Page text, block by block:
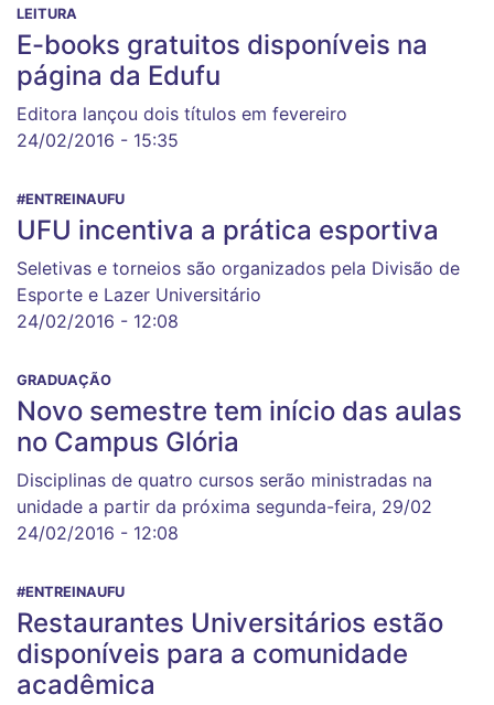
LEITURA
E-books gratuitos disponíveis na
página da Edufu
Editora lançou dois títulos em fevereiro
24/02/2016 - 15:35
#ENTREINAUFU
UFU incentiva a prática esportiva
Seletivas e torneios são organizados pela Divisão de
Esporte e Lazer Universitário
24/02/2016 - 12:08
GRADUAÇÃO
Novo semestre tem início das aulas
no Campus Glória
Disciplinas de quatro cursos serão ministradas na
unidade a partir da próxima segunda-feira, 29/02
24/02/2016 - 12:08
#ENTREINAUFU
Restaurantes Universitários estão
disponíveis para a comunidade
acadêmica